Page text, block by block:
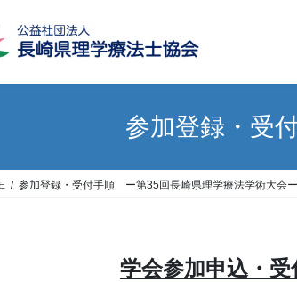
参加登録・受
参加登録・受付手順 ー第35回長崎県理学療法学術大会ー
学会参加申込・